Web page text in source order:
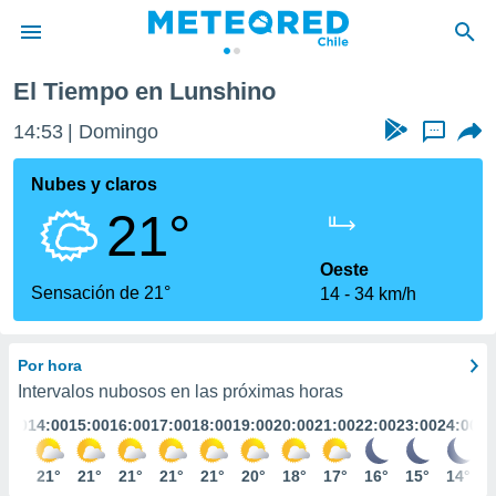
de
por
que se
calidad.
a este
las
y
forma
digital
basada
El Tiempo en Lunshino
14:53 Domingo ...
Nubes y claros
21°
Sensación de 21°
Oeste
14
34 km/h
Por hora
Intervalos nubosos en las próximas horas
14:00
21°
15:00
21°
16:00
21°
17:00
21°
18:00
21°
19:00
20°
20:00
18°
21:00
17°
22:00
16°
23:00
15°
24:00
14°